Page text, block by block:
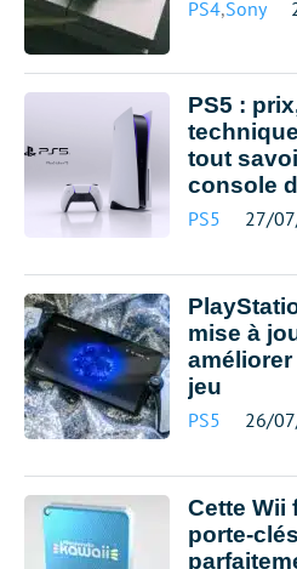
PS4,Sony
PS5 :
tout
console
PS5 27/
mise à
jeu
PS5 26/
Cette Wii
porte-